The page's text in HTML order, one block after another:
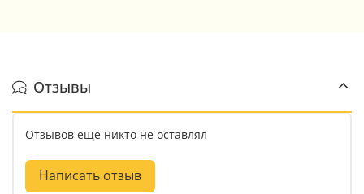
Отзывы
Отзывов еще никто не оставлял
Написать отзыв